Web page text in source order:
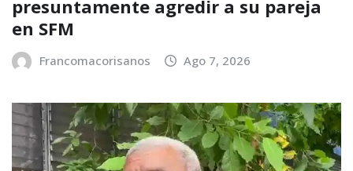
presuntamente agredir a su pareja
en SFM
Francomacorisanos Ago 7, 2026